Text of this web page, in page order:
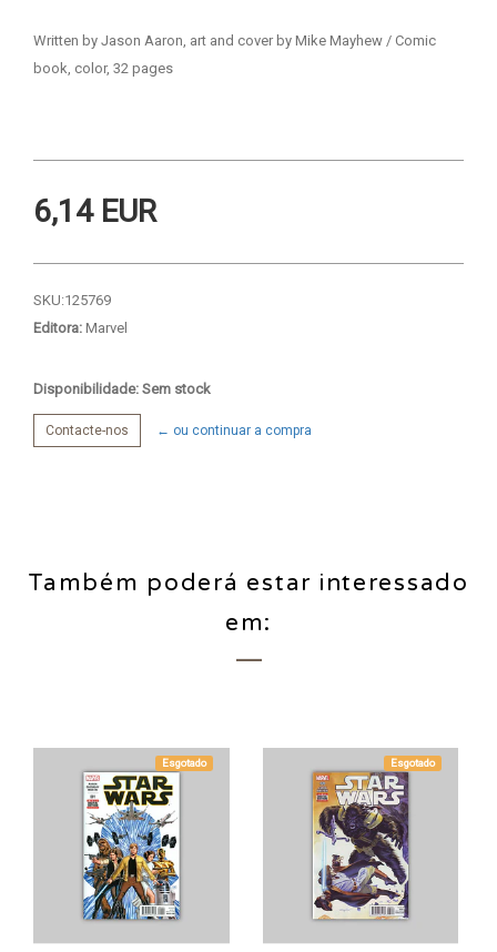
Written by Jason Aaron, art and cover by Mike Mayhew / Comic
book, color, 32 pages
6,14 EUR
SKU:125769
Editora: Marvel
Disponibilidade: Sem stock
Contacte-nos ← ou continuar a compra
Também poderá estar interessado
em:
Esgotado Esgotado